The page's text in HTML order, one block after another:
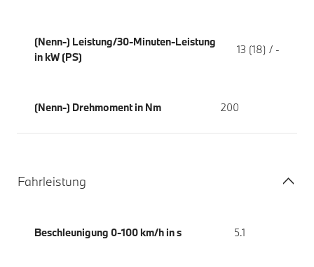
(Nenn-) Leistung/30-Minuten-Leistung
in kW (PS)
13 (18) / -
(Nenn-) Drehmoment in Nm 200
Fahrleistung
Beschleunigung 0-100 km/h in s 5.1